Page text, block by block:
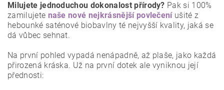
Milujete jednoduchou dokonalost přírody? Pak si 100%
zamilujete naše nové nejkrásnější povlečeníušité z
hebounké saténové biobavlny té nejvyšší kvality, jaká se
dá vůbec sehnat.
Na první pohled vypadá nenápadně, až plaše, jako každá
přirozená kráska. Už na první dotek ale vyniknou její
přednosti: